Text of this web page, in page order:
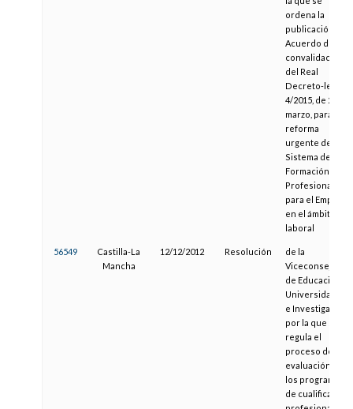
ordena la
publicación del
Acuerdo de
convalidación
del Real
Decreto-ley
4/2015, de 22 de
marzo, para la
reforma
urgente del
Sistema de
Formación
Profesional
para el Empleo
en el ámbito
laboral
56549
Castilla-La
Mancha
12/12/2012 Resolución
de la
Viceconsejería
de Educación,
Universidades
e Investigación,
por la que se
regula el
proceso de
evaluación de
los programas
de cualificación